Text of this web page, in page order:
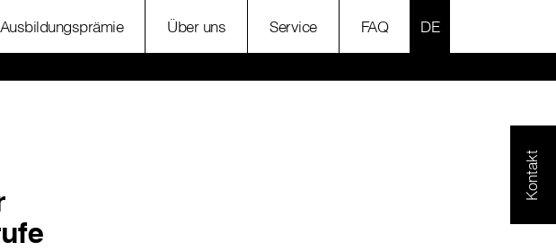
Über uns Service FAQ SPRACHE
Kontakt